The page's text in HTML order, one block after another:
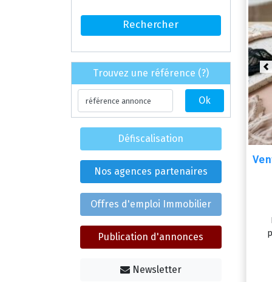
Trouvez une référence (?)
Défiscalisation
Nos agences partenaires
Offres d'emploi Immobilier
Publication d'annonces
Newsletter